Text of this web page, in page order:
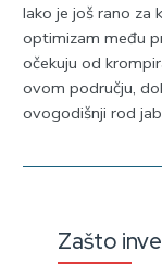
Iako je još rano za
optimizam među
očekuju od
ovom području,
ovogodišnji rod
Zašto